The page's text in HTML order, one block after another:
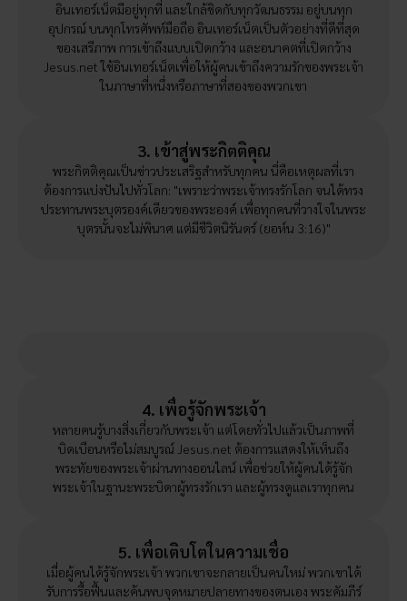
อินเทอร์เน็ตมีอยู่ทุกที่ และใกล้ชิดกับทุกวัฒนธรรม อยู่บนทุก
อุปกรณ์ บนทุกโทรศัพท์มือถือ อินเทอร์เน็ตเป็นตัวอย่างที่ดีที่สุด
ของเสรีภาพ การเข้าถึงแบบเปิดกว้าง และอนาคตที่เปิดกว้าง
Jesus.net ใช้อินเทอร์เน็ตเพื่อให้ผู้คนเข้าถึงความรักของพระเจ้า
ในภาษาที่หนึ่งหรือภาษาที่สองของพวกเขา
3. เข้าสู่พระกิตติคุณ
พระกิตติคุณเป็นข่าวประเสริฐสำหรับทุกคน นี่คือเหตุผลที่เรา
ต้องการแบ่งปันไปทั่วโลก: "เพราะว่าพระเจ้าทรงรักโลก จนได้ทรง
ประทานพระบุตรองค์เดียวของพระองค์ เพื่อทุกคนที่วางใจในพระ
บุตรนั้นจะไม่พินาศ แต่มีชีวิตนิรันดร์ (ยอห์น 3:16)"
4. เพื่อรู้จักพระเจ้า
หลายคนรู้บางสิ่งเกี่ยวกับพระเจ้า แต่โดยทั่วไปแล้วเป็นภาพที่
บิดเบือนหรือไม่สมบูรณ์ Jesus.net ต้องการแสดงให้เห็นถึง
พระทัยของพระเจ้าผ่านทางออนไลน์ เพื่อช่วยให้ผู้คนได้รู้จัก
พระเจ้าในฐานะพระบิดาผู้ทรงรักเรา และผู้ทรงดูแลเราทุกคน
5. เพื่อเติบโตในความเชื่อ
เมื่อผู้คนได้รู้จักพระเจ้า พวกเขาจะกลายเป็นคนใหม่ พวกเขาได้
รับการรื้อฟื้นและค้นพบจุดหมายปลายทางของตนเอง พระคัมภีร์